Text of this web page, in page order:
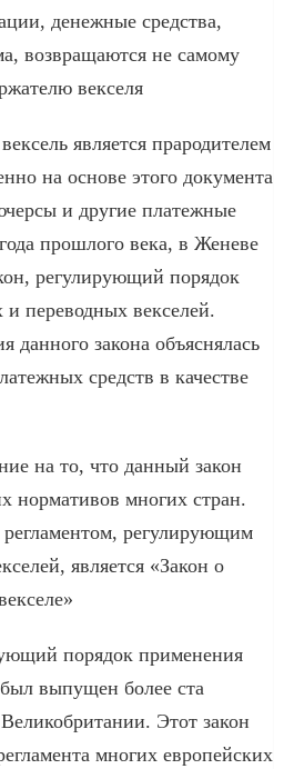
денежные средства,
возвращаются не самому
векселя
является прародителем
на основе этого документа
и другие платежные
прошлого века, в Женеве
регулирующий порядок
и переводных векселей.
данного закона объяснялась
средств в качестве
на то, что данный закон
нормативов многих стран.
регулирующим
является «Закон о
порядок применения
выпущен более ста
Этот закон
многих европейских